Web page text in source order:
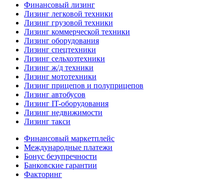
Финансовый лизинг
Лизинг легковой техники
Лизинг грузовой техники
Лизинг коммерческой техники
Лизинг оборудования
Лизинг спецтехники
Лизинг сельхозтехники
Лизинг ж/д техники
Лизинг мототехники
Лизинг прицепов и полуприцепов
Лизинг автобусов
Лизинг IT-оборудования
Лизинг недвижимости
Лизинг такси
Финансовый маркетплейс
Международные платежи
Бонус безупречности
Банковские гарантии
Факторинг